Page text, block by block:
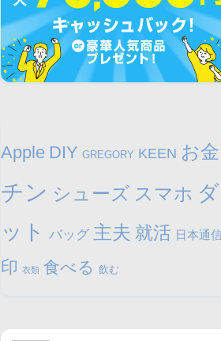
Apple DIY GREGORY KEEN お金
チン シューズ スマホ
ット バッグ 主夫 就活 日本通
印 衣類 食べる 飲む